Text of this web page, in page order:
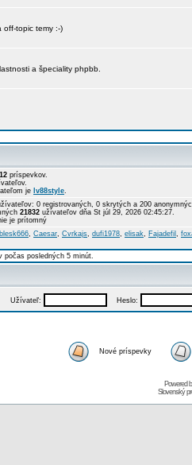
off-topic temy :-)
a špeciality phpbb.
príspevkov.
je lv88style.
0 registrovaných, 0 skrytých a 200
21832 užívateľov dňa St júl 29, 2026 02:45:27.
je prítomný
blesk666, Caesar, Cvrkajs, dufi1978, elisak, Fajadefil ,
počas posledných 5 minút.
Užívateľ: Heslo:
Nové príspevky
Powered
Slovenský